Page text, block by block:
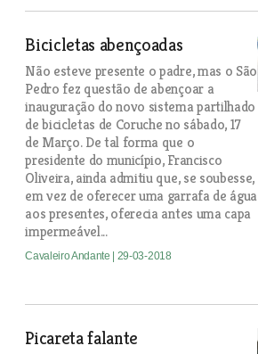
Bicicletas abençoadas
Não esteve presente o padre, mas o São
Pedro fez questão de abençoar a
inauguração do novo sistema partilhado
de bicicletas de Coruche no sábado, 17
de Março. De tal forma que o
presidente do município, Francisco
Oliveira, ainda admitiu que, se soubesse,
em vez de oferecer uma garrafa de água
aos presentes, oferecia antes uma capa
impermeável...
Cavaleiro Andante | 29-03-2018
Picareta falante